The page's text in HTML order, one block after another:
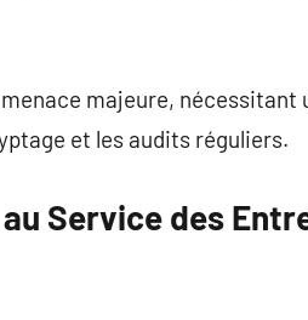
majeure, nécessitant
et les audits réguliers.
Service des